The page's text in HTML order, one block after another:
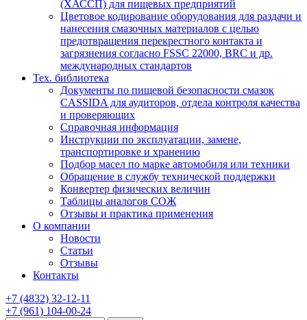
(ХАССП) для пищевых предприятий
Цветовое кодирование оборудования для раздачи и
нанесения смазочных материалов с целью
предотвращения перекрестного контакта и
загрязнения согласно FSSC 22000, BRC и др.
международных стандартов
Тех. библиотека
Документы по пищевой безопасности смазок
CASSIDA для аудиторов, отдела контроля качества
и проверяющих
Справочная информация
Инструкции по эксплуатации, замене,
транспортировке и хранению
Подбор масел по марке автомобиля или техники
Обращение в службу технической поддержки
Конвертер физических величин
Таблицы аналогов СОЖ
Отзывы и практика применения
О компании
Новости
Статьи
Отзывы
Контакты
+7 (4832) 32-12-11
+7 (961) 104-00-24